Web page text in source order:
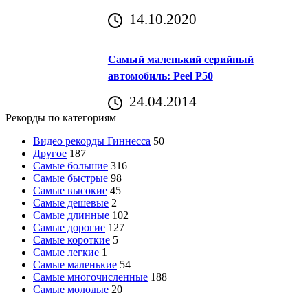
14.10.2020
Самый маленький серийный
автомобиль: Peel P50
24.04.2014
Рекорды по категориям
Видео рекорды Гиннесса 50
Другое 187
Самые большие 316
Самые быстрые 98
Самые высокие 45
Самые дешевые 2
Самые длинные 102
Самые дорогие 127
Самые короткие 5
Самые легкие 1
Самые маленькие 54
Самые многочисленные 188
Самые молодые 20